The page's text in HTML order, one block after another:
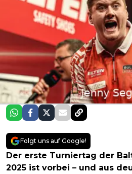
Folgt uns auf Google!
Der erste Turniertag der
2025 ist vorbei – und aus